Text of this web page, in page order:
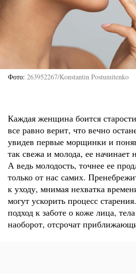
Фото 263952267/Konstantin Postumitenko
Каждая женщина боится
все равно верит, что вечно
увидев первые морщинки и
так свежа и молода, ее начинает
А ведь молодость, точнее ее
только от нас самих.
к уходу, мнимая нехватка
могут ускорить процесс
подход к заботе о коже лица,
наоборот, отсрочат